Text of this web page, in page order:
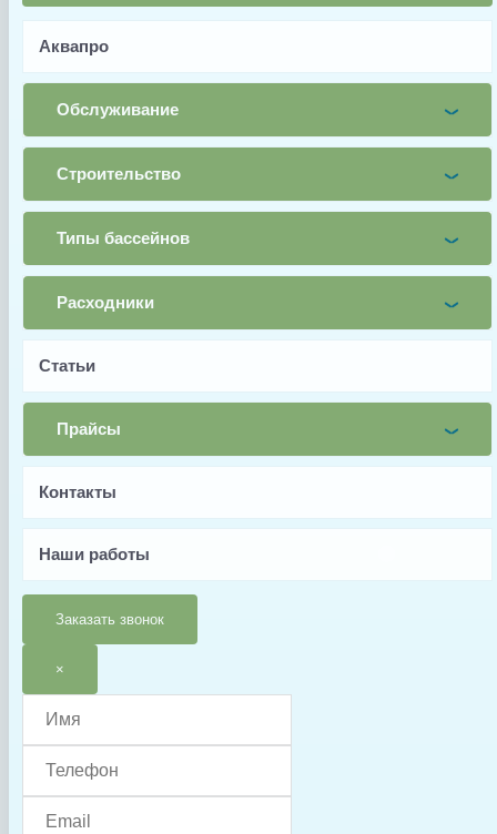
Аквапро
Обслуживание
Строительство
Типы бассейнов
Расходники
Статьи
Прайсы
Контакты
Наши работы
Заказать звонок
×
Телефон
Заявка
Заводской артикул
Производитель
Autochlor
Гарантия
Тип запчасти